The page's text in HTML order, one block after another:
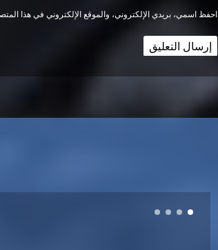
احفظ اسمي، بريدي الإلكتروني، والموقع الإلكتروني في هذا